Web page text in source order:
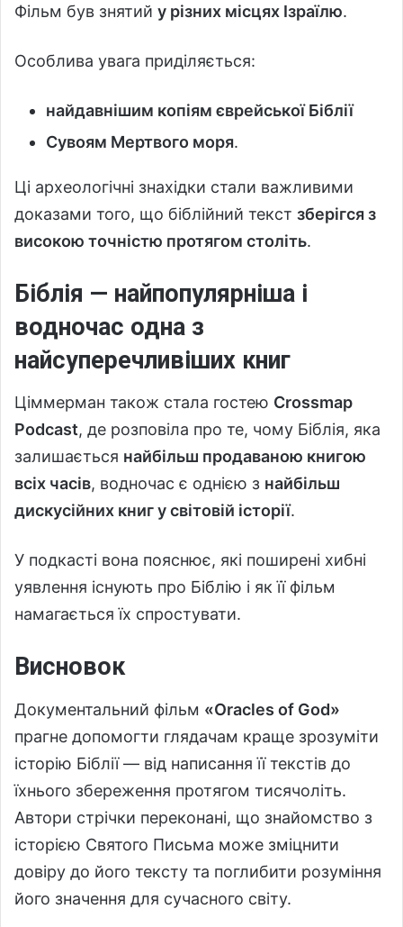
Фільм був знятий у різних місцях Ізраїлю.
Особлива увага приділяється:
найдавнішим копіям єврейської Біблії
Сувоям Мертвого моря.
Ці археологічні знахідки стали важливими
доказами того, що біблійний текст зберігся з
високою точністю протягом століть.
Біблія — найпопулярніша і
водночас одна з
найсуперечливіших книг
Ціммерман також стала гостею Crossmap
Podcast, де розповіла про те, чому Біблія, яка
залишається найбільш продаваною книгою
всіх часів, водночас є однією з найбільш
дискусійних книг у світовій історії.
У подкасті вона пояснює, які поширені хибні
уявлення існують про Біблію і як її фільм
намагається їх спростувати.
Висновок
Документальний фільм «Oracles of God»
прагне допомогти глядачам краще зрозуміти
історію Біблії — від написання її текстів до
їхнього збереження протягом тисячоліть.
Автори стрічки переконані, що знайомство з
історією Святого Письма може зміцнити
довіру до його тексту та поглибити розуміння
його значення для сучасного світу.